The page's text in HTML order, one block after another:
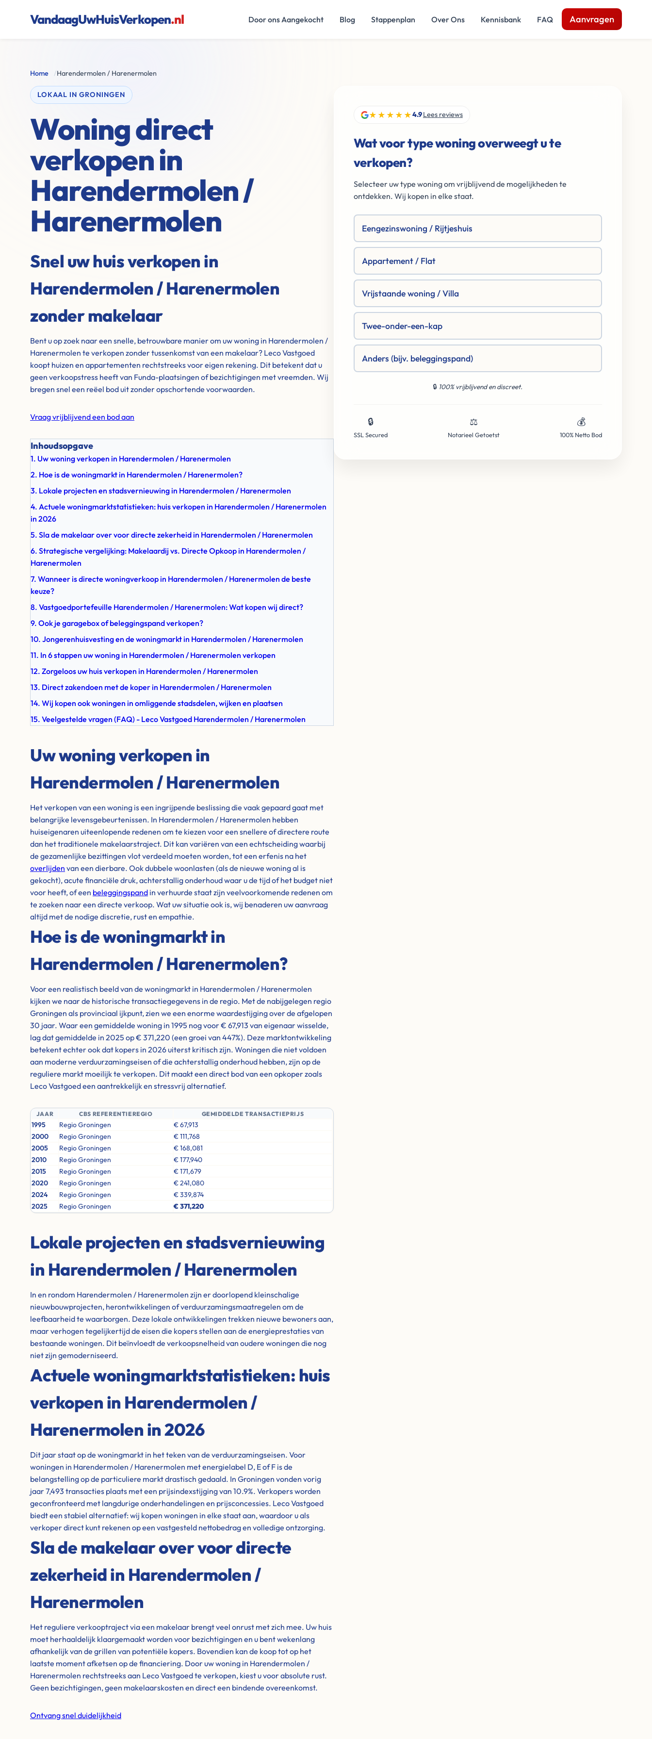
VandaagUwHuisVerkopen.nl Door ons Aangekocht Blog Stappenplan Over Ons Kennisbank FAQ Aanvragen
Home /Harendermolen / Harenermolen
LOKAAL IN GRONINGEN
Woning direct
verkopen in
Harendermolen /
Harenermolen
Snel uw huis verkopen in
Harendermolen / Harenermolen
zonder makelaar
Bent u op zoek naar een snelle, betrouwbare manier om uw woning in Harendermolen /
Harenermolen te verkopen zonder tussenkomst van een makelaar? Leco Vastgoed
koopt huizen en appartementen rechtstreeks voor eigen rekening. Dit betekent dat u
geen verkoopstress heeft van Funda-plaatsingen of bezichtigingen met vreemden. Wij
bregen snel een reëel bod uit zonder opschortende voorwaarden.
Vraag vrijblijvend een bod aan
Inhoudsopgave
1. Uw woning verkopen in Harendermolen / Harenermolen
2. Hoe is de woningmarkt in Harendermolen / Harenermolen?
3. Lokale projecten en stadsvernieuwing in Harendermolen / Harenermolen
4. Actuele woningmarktstatistieken: huis verkopen in Harendermolen / Harenermolen
in 2026
5. Sla de makelaar over voor directe zekerheid in Harendermolen / Harenermolen
6. Strategische vergelijking: Makelaardij vs. Directe Opkoop in Harendermolen /
Harenermolen
7. Wanneer is directe woningverkoop in Harendermolen / Harenermolen de beste
keuze?
8. Vastgoedportefeuille Harendermolen / Harenermolen: Wat kopen wij direct?
9. Ook je garagebox of beleggingspand verkopen?
10. Jongerenhuisvesting en de woningmarkt in Harendermolen / Harenermolen
11. In 6 stappen uw woning in Harendermolen / Harenermolen verkopen
12. Zorgeloos uw huis verkopen in Harendermolen / Harenermolen
13. Direct zakendoen met de koper in Harendermolen / Harenermolen
14. Wij kopen ook woningen in omliggende stadsdelen, wijken en plaatsen
15. Veelgestelde vragen (FAQ) - Leco Vastgoed Harendermolen / Harenermolen
Uw woning verkopen in
Harendermolen / Harenermolen
Het verkopen van een woning is een ingrijpende beslissing die vaak gepaard gaat met
belangrijke levensgebeurtenissen. In Harendermolen / Harenermolen hebben
huiseigenaren uiteenlopende redenen om te kiezen voor een snellere of directere route
dan het traditionele makelaarstraject. Dit kan variëren van een echtscheiding waarbij
de gezamenlijke bezittingen vlot verdeeld moeten worden, tot een erfenis na het
overlijden van een dierbare. Ook dubbele woonlasten (als de nieuwe woning al is
gekocht), acute financiële druk, achterstallig onderhoud waar u de tijd of het budget niet
voor heeft, of een beleggingspand in verhuurde staat zijn veelvoorkomende redenen om
te zoeken naar een directe verkoop. Wat uw situatie ook is, wij benaderen uw aanvraag
altijd met de nodige discretie, rust en empathie.
Hoe is de woningmarkt in
Harendermolen / Harenermolen?
Voor een realistisch beeld van de woningmarkt in Harendermolen / Harenermolen
kijken we naar de historische transactiegegevens in de regio. Met de nabijgelegen regio
Groningen als provinciaal ijkpunt, zien we een enorme waardestijging over de afgelopen
30 jaar. Waar een gemiddelde woning in 1995 nog voor € 67,913 van eigenaar wisselde,
lag dat gemiddelde in 2025 op € 371,220 (een groei van 447%). Deze marktontwikkeling
betekent echter ook dat kopers in 2026 uiterst kritisch zijn. Woningen die niet voldoen
aan moderne verduurzamingseisen of die achterstallig onderhoud hebben, zijn op de
reguliere markt moeilijk te verkopen. Dit maakt een direct bod van een opkoper zoals
Leco Vastgoed een aantrekkelijk en stressvrij alternatief.
JAAR CBS REFERENTIEREGIO GEMIDDELDE TRANSACTIEPRIJS
1995 Regio Groningen
€ 67,913
2000
Regio Groningen
€ 111,768
2005
Regio Groningen
€ 168,081
2010
Regio Groningen
€ 177,940
2015
Regio Groningen
€ 171,679
2020
Regio Groningen
€ 241,080
2024
Regio Groningen
€ 339,874
2025
Regio Groningen € 371,220
Lokale projecten en stadsvernieuwing
in Harendermolen / Harenermolen
In en rondom Harendermolen / Harenermolen zijn er doorlopend kleinschalige
nieuwbouwprojecten, herontwikkelingen of verduurzamingsmaatregelen om de
leefbaarheid te waarborgen. Deze lokale ontwikkelingen trekken nieuwe bewoners aan,
maar verhogen tegelijkertijd de eisen die kopers stellen aan de energieprestaties van
bestaande woningen. Dit beïnvloedt de verkoopsnelheid van oudere woningen die nog
niet zijn gemoderniseerd.
Actuele woningmarktstatistieken: huis
verkopen in Harendermolen /
Harenermolen in 2026
Dit jaar staat op de woningmarkt in het teken van de verduurzamingseisen. Voor
woningen in Harendermolen / Harenermolen met energielabel D, E of F is de
belangstelling op de particuliere markt drastisch gedaald. In Groningen vonden vorig
jaar 7,493 transacties plaats met een prijsindexstijging van 10.9%. Verkopers worden
geconfronteerd met langdurige onderhandelingen en prijsconcessies. Leco Vastgoed
biedt een stabiel alternatief: wij kopen woningen in elke staat aan, waardoor u als
verkoper direct kunt rekenen op een vastgesteld nettobedrag en volledige ontzorging.
Sla de makelaar over voor directe
zekerheid in Harendermolen /
Harenermolen
Het reguliere verkooptraject via een makelaar brengt veel onrust met zich mee. Uw huis
moet herhaaldelijk klaargemaakt worden voor bezichtigingen en u bent wekenlang
afhankelijk van de grillen van potentiële kopers. Bovendien kan de koop tot op het
laatste moment afketsen op de financiering. Door uw woning in Harendermolen /
Harenermolen rechtstreeks aan Leco Vastgoed te verkopen, kiest u voor absolute rust.
Geen bezichtigingen, geen makelaarskosten en direct een bindende overeenkomst.
Ontvang snel duidelijkheid
★★★★★4.9Lees reviews
Wat voor type woning overweegt u te
verkopen?
Selecteer uw type woning om vrijblijvend de mogelijkheden te
ontdekken. Wij kopen in elke staat.
Eengezinswoning / Rijtjeshuis
Appartement / Flat
Vrijstaande woning / Villa
Twee-onder-een-kap
Anders (bijv. beleggingspand)
🔒 100% vrijblijvend en discreet.
🔒
SSL Secured
⚖️
Notarieel Getoetst
💰
100% Netto Bod